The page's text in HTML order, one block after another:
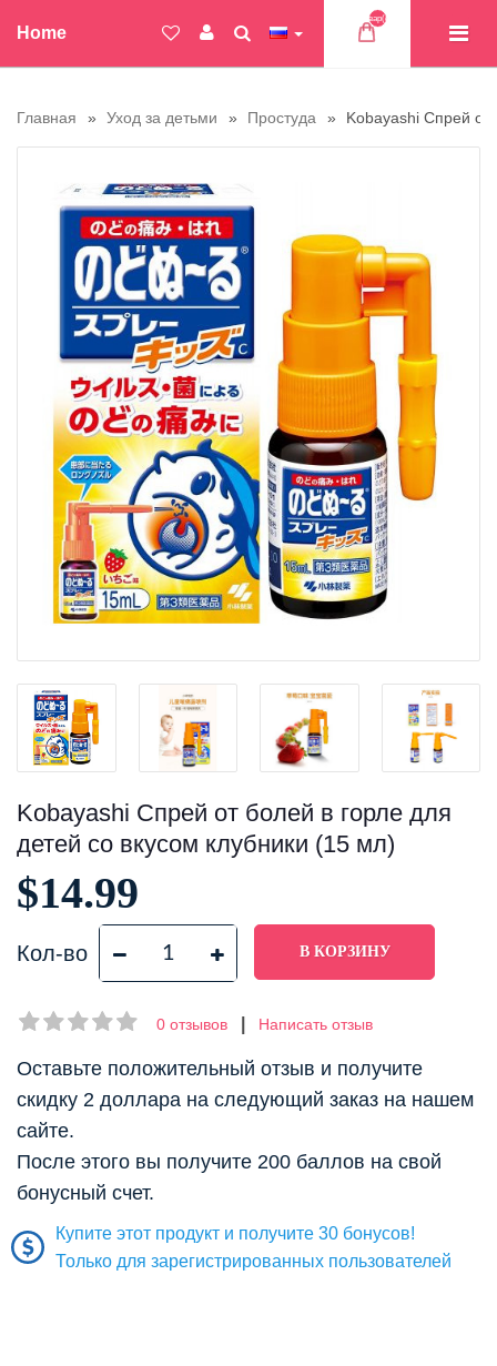
Home
Товар(ов)
Главная Уход за детьми Простуда Kobayashi Спрей от
Kobayashi Спрей от болей в горле для
детей со вкусом клубники (15 мл)
$14.99
Кол-во
0 отзывов Написать отзыв
Оставьте положительный отзыв и получите
скидку 2 доллара на следующий заказ на нашем
сайте.
После этого вы получите 200 баллов на свой
бонусный счет.
Купите этот продукт и получите 30 бонусов!
Только для зарегистрированных пользователей